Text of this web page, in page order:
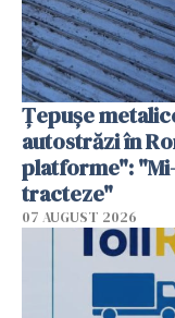
Țepușe
autostrăzi în
platforme":
tracteze"
07 AUGUST 2026